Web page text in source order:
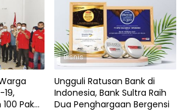
Paket
Bisnis
Ungguli Ratusan Bank di
Indonesia, Bank Sultra Raih
Dua Penghargaan Bergensi